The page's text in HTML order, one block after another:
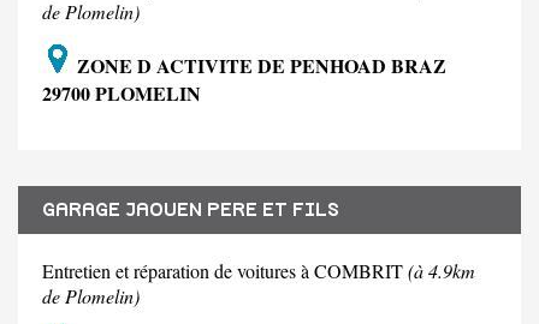
de Plomelin)
ZONE D ACTIVITE DE PENHOAD BRAZ
29700 PLOMELIN
GARAGE JAOUEN PERE ET FILS
Entretien et réparation de voitures à COMBRIT(à 4.9km
de Plomelin)